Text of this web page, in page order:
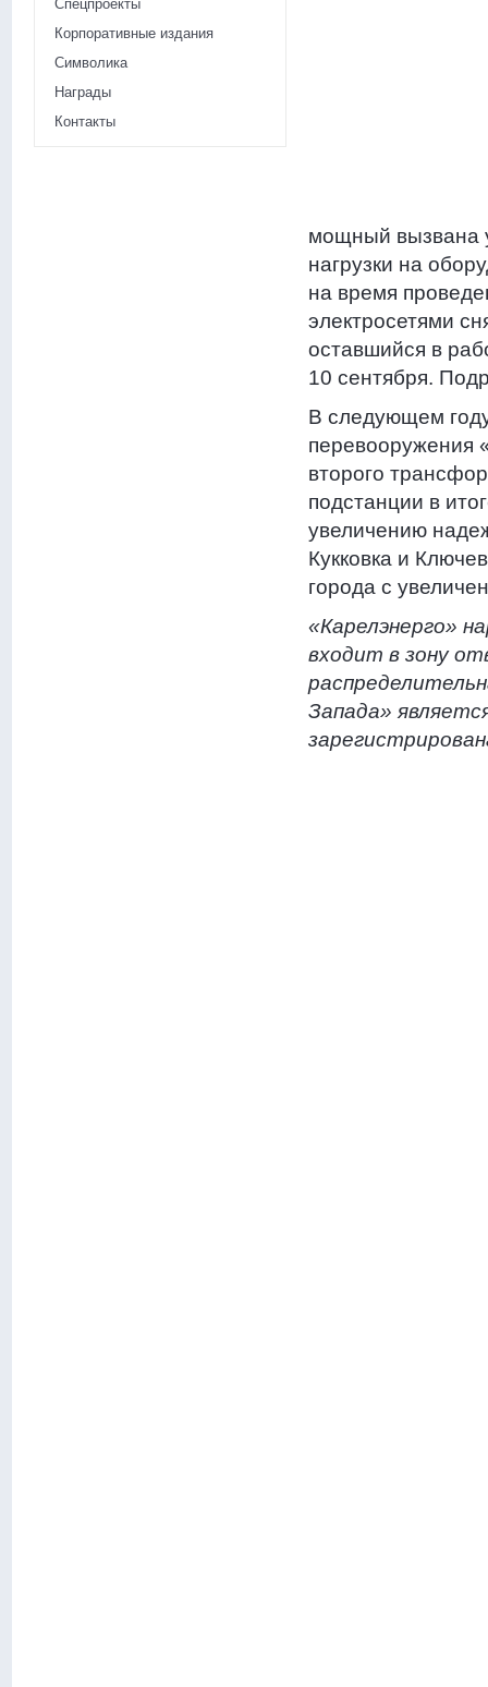
Спецпроекты
Корпоративные издания
Символика
Награды
Контакты
мощный вызвана
нагрузки на
на время
электросетями
оставшийся в
10 сентября.
В следующем
перевооружения
второго
подстанции в
увеличению
Кукковка и
города с
«Карелэнерго»
входит в зону
Запада»